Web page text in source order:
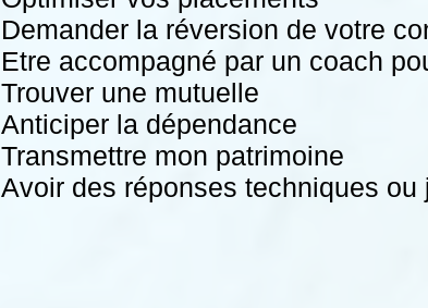
Demander la réversion de votre
Etre accompagné par un coach
Trouver une mutuelle
Anticiper la dépendance
Transmettre mon patrimoine
Avoir des réponses techniques